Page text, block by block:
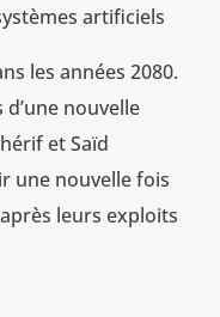
artificiels
les années 2080.
nouvelle
et Saïd
une nouvelle fois
leurs exploits